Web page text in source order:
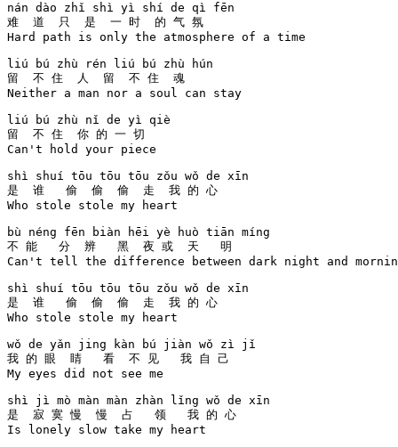
nán dào zhǐ shì yì shí de qì fēn
难  道  只  是  一 时  的 气 氛
Hard path is only the atmosphere of a time
liú bú zhù rén liú bú zhù hún
留  不 住  人  留  不 住  魂
Neither a man nor a soul can stay
liú bú zhù nǐ de yì qiè
留  不 住  你 的 一 切
Can't hold your piece
shì shuí tōu tōu tōu zǒu wǒ de xīn
是  谁   偷  偷  偷  走  我 的 心
Who stole stole my heart
bù néng fēn biàn hēi yè huò tiān míng
不 能   分  辨   黑  夜 或  天   明
Can't tell the difference between dark night and
shì shuí tōu tōu tōu zǒu wǒ de xīn
是  谁   偷  偷  偷  走  我 的 心
Who stole stole my heart
wǒ de yǎn jing kàn bú jiàn wǒ zì jǐ
我 的 眼  睛   看  不 见   我 自 己
My eyes did not see me
shì jì mò màn màn zhàn lǐng wǒ de xīn
是  寂 寞 慢  慢  占   领   我 的 心
Is lonely slow take my heart